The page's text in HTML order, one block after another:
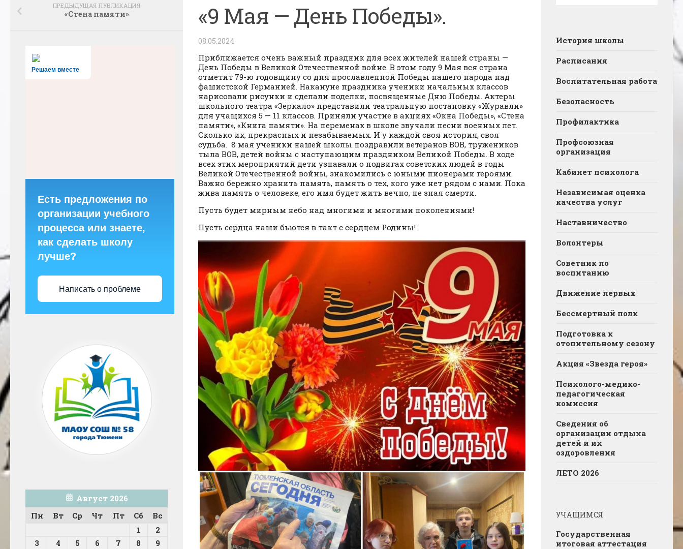
«9 Мая — День Победы».
08.05.2024
Приближается очень важный праздник для всех жителей нашей страны —
День Победы в Великой Отечественной войне. В этом году 9 Мая вся страна
отметит 79-ю годовщину со дня прославленной Победы нашего народа над
фашистской Германией. Накануне праздника ученики начальных классов
нарисовали рисунки и сделали поделки, посвященные Дню Победы. Актеры
школьного театра «Зеркало» представили театральную постановку «Журавли»
для учащихся 5 — 11 классов. Приняли участие в акциях «Окна Победы», «Стена
памяти», «Книга памяти». На переменах в школе звучали песни военных лет.
Сколько их, прекрасных и незабываемых. И у каждой своя история, своя
судьба. 8 мая ученики нашей школы поздравили ветеранов ВОВ, тружеников
тыла ВОВ, детей войны с наступающим праздником Великой Победы. В ходе
всех этих мероприятий дети узнавали о подвигах советских людей в годы
Великой Отечественной войны, знакомились с юными пионерами героями.
Важно бережно хранить память, память о тех, кого уже нет рядом с нами. Пока
жива память о человеке, его имя будет жить вечно, не зная смерти.
Пусть будет мирным небо над многими и многими поколениями!
Пусть сердца наши бьются в такт с сердцем Родины!
ПРЕДЫДУЩАЯ ПУБЛИКАЦИЯ
«Стена памяти»
Решаем вместе
Есть предложения по
организации учебного
процесса или знаете,
как сделать школу
лучше?
Написать о проблеме
Август 2026
Пн
Вт Ср Чт Пт Сб
Вс
1
2
3
4 5 6 7 8
9
История школы
Расписания
Воспитательная работа
Безопасность
Профилактика
Профсоюзная
организация
Кабинет психолога
Независимая оценка
качества услуг
Наставничество
Волонтеры
Советник по
воспитанию
Движение первых
Бессмертный полк
Подготовка к
отопительному сезону
Акция «Звезда героя»
Психолого-медико-
педагогическая
комиссия
Сведения об
организации отдыха
детей и их
оздоровления
ЛЕТО 2026
УЧАЩИМСЯ
Государственная
итоговая аттестация